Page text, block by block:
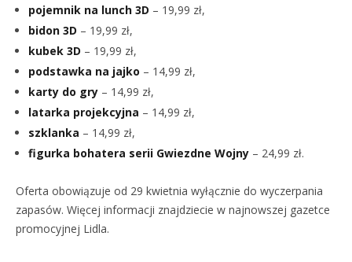
pojemnik na lunch 3D – 19,99 zł,
bidon 3D – 19,99 zł,
kubek 3D – 19,99 zł,
podstawka na jajko – 14,99 zł,
karty do gry – 14,99 zł,
latarka projekcyjna – 14,99 zł,
szklanka – 14,99 zł,
figurka bohatera serii Gwiezdne Wojny – 24,99 zł.
Oferta obowiązuje od 29 kwietnia wyłącznie do wyczerpania
zapasów. Więcej informacji znajdziecie w najnowszej gazetce
promocyjnej Lidla.